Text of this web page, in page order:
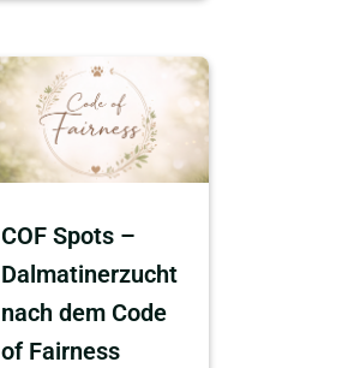
COF Spots –
Dalmatinerzucht
nach dem Code
of Fairness